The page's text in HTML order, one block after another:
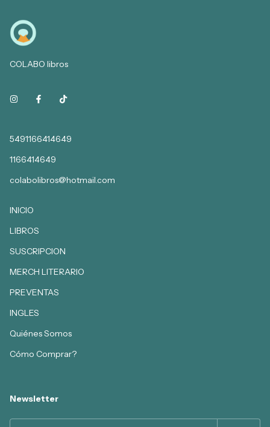
COLABO libros
5491166414649
1166414649
colabolibros@hotmail.com
INICIO
LIBROS
SUSCRIPCION
MERCH LITERARIO
PREVENTAS
INGLES
Quiénes Somos
Cómo Comprar?
Newsletter